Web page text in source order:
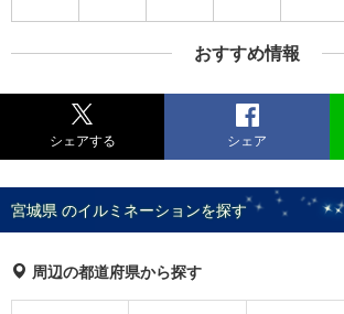
おすすめ情報
シェアする シェア
宮城県 のイルミネーションを探す
周辺の都道府県から探す